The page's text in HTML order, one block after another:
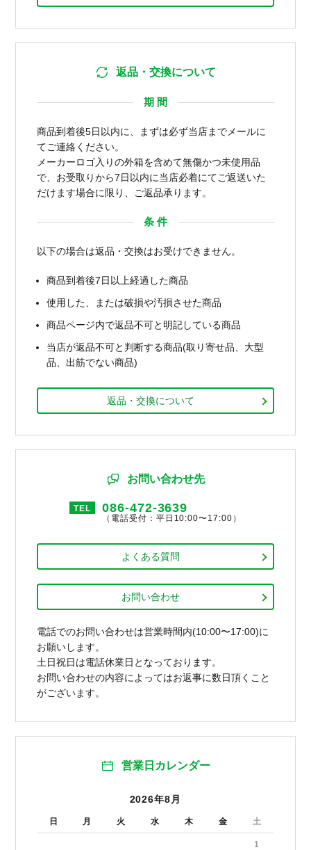
返品・交換について
期 間
商品到着後5日以内に、まずは必ず当店までメールに
てご連絡ください。
メーカーロゴ入りの外箱を含めて無傷かつ未使用品
で、お受取りから7日以内に当店必着にてご返送いた
だけます場合に限り、ご返品承ります。
条 件
以下の場合は返品・交換はお受けできません。
商品到着後7日以上経過した商品
使用した、または破損や汚損させた商品
商品ページ内で返品不可と明記している商品
当店が返品不可と判断する商品(取り寄せ品、大型
品、出筋でない商品)
返品・交換について
お問い合わせ先
TEL 086-472-3639
（電話受付：平日10:00〜17:00）
よくある質問
お問い合わせ
電話でのお問い合わせは営業時間内(10:00〜17:00)に
お願いします。
土日祝日は電話休業日となっております。
お問い合わせの内容によってはお返事に数日頂くこと
がございます。
営業日カレンダー
2026年8月
日 月 火 水 木 金 土
1